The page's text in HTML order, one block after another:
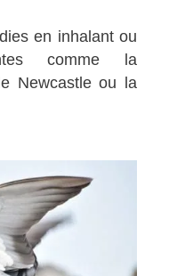
en inhalant ou
comme la
Newcastle ou la